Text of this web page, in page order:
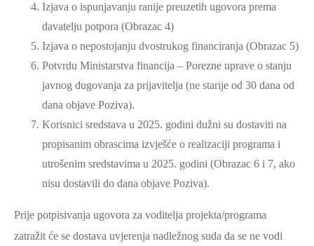
Izjava o ispunjavanju ranije preuzetih ugovora prema
davatelju potpora (Obrazac 4)
Izjava o nepostojanju dvostrukog financiranja (Obrazac 5)
Potvrdu Ministarstva financija – Porezne uprave o stanju
javnog dugovanja za prijavitelja (ne starije od 30 dana od
dana objave Poziva).
Korisnici sredstava u 2025. godini dužni su dostaviti na
propisanim obrascima izvješće o realizaciji programa i
utrošenim sredstavima u 2025. godini (Obrazac 6 i 7, ako
nisu dostavili do dana objave Poziva).
Prije potpisivanja ugovora za voditelja projekta/programa
zatražit će se dostava uvjerenja nadležnog suda da se ne vodi